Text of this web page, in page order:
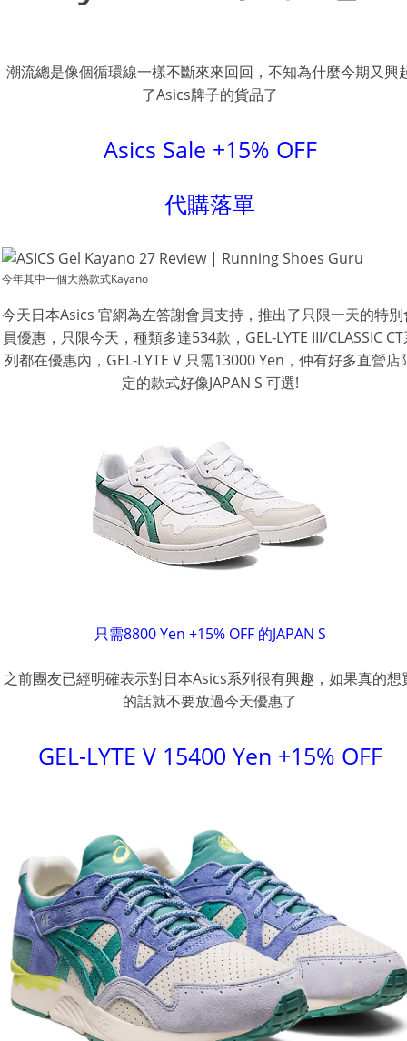
潮流總是像個循環線一樣不斷來來回回，不知為什麼今期又興
了Asics牌子的貨品了
Asics Sale +15% OFF
代購落單
今年其中一個大熱款式Kayano
今天日本Asics 官網為左答謝會員支持，推出了只限一天的特
員優惠，只限今天，種類多達534款，GEL-LYTE III/CLASSIC
列都在優惠內，GEL-LYTE V 只需13000 Yen，仲有好多直營店
定的款式好像JAPAN S 可選!
只需8800 Yen +15% OFF 的JAPAN S
之前團友已經明確表示對日本Asics系列很有興趣，如果真的想
的話就不要放過今天優惠了
GEL-LYTE V 15400 Yen +15% OFF